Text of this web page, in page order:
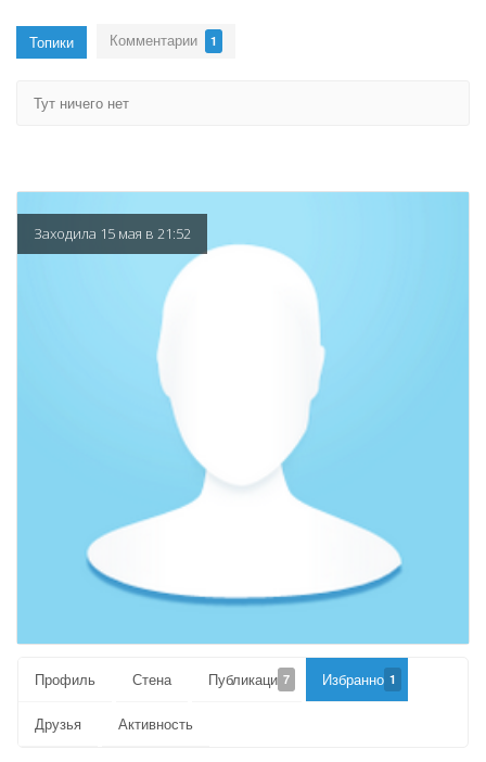
Топики Комментарии 1
Тут ничего нет
Заходила 15 мая в 21:52
Профиль Стена Публикации7 Избранное1
Друзья Активность